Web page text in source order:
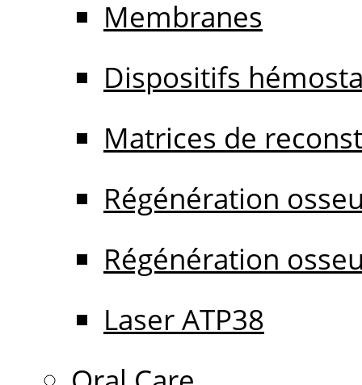
Membranes
Dispositifs
Matrices de
Régénération
Régénération
Laser ATP38